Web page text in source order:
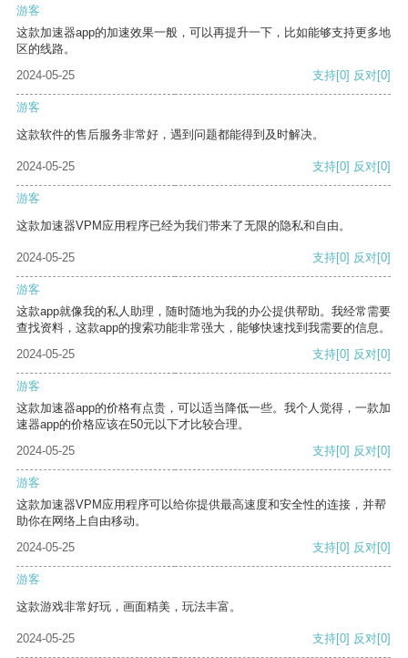
游客
这款加速器app的加速效果一般，可以再提升一下，比如能够支持更多地
区的线路。
2024-05-25
支持[0] 反对[0]
游客
这款软件的售后服务非常好，遇到问题都能得到及时解决。
2024-05-25 支持[0] 反对[0]
游客
这款加速器VPM应用程序已经为我们带来了无限的隐私和自由。
2024-05-25 支持[0] 反对[0]
游客
这款app就像我的私人助理，随时随地为我的办公提供帮助。我经常需要
查找资料，这款app的搜索功能非常强大，能够快速找到我需要的信息。
2024-05-25
支持[0] 反对[0]
游客
这款加速器app的价格有点贵，可以适当降低一些。我个人觉得，一款加
速器app的价格应该在50元以下才比较合理。
2024-05-25
支持[0] 反对[0]
游客
这款加速器VPM应用程序可以给你提供最高速度和安全性的连接，并帮
助你在网络上自由移动。
2024-05-25
支持[0] 反对[0]
游客
这款游戏非常好玩，画面精美，玩法丰富。
2024-05-25 支持[0] 反对[0]